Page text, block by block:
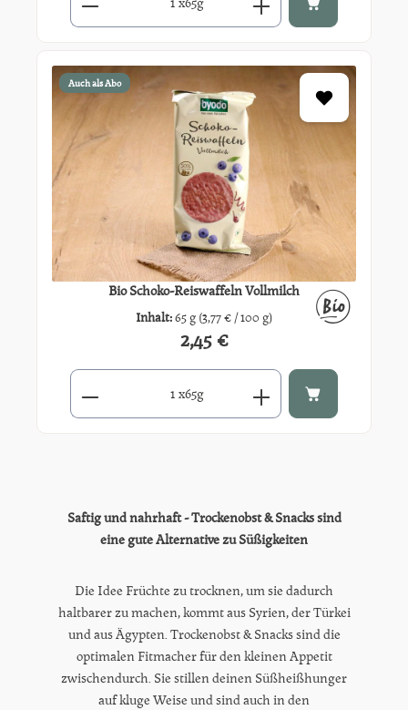
Auch als Abo
Bio Schoko-Reiswaffeln Vollmilch
Inhalt:65 g (3,77 € / 100 g)
Regulärer Preis:
2,45 €
Produkt Anzahl: Gib den gewünschten Wert ein oder benutze
x65g
Saftig und nahrhaft - Trockenobst & Snacks sind
eine gute Alternative zu Süßigkeiten
Die Idee Früchte zu trocknen, um sie dadurch
haltbarer zu machen, kommt aus Syrien, der Türkei
und aus Ägypten. Trockenobst & Snacks sind die
optimalen Fitmacher für den kleinen Appetit
zwischendurch. Sie stillen deinen Süßheißhunger
auf kluge Weise und sind auch in den